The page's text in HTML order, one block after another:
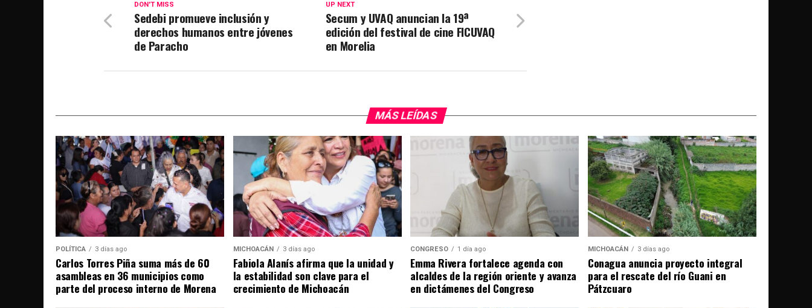
UP NEXT
Secum y UVAQ anuncian la 19ª
edición del festival de cine FICUVAQ
en Morelia
DON'T MISS
Sedebi promueve inclusión y
derechos humanos entre jóvenes
de Paracho
MÁS LEÍDAS
POLÍTICA 3 días ago
Carlos Torres Piña suma más de 60
asambleas en 36 municipios como
parte del proceso interno de Morena
MICHOACÁN 3 días ago
Fabiola Alanís afirma que la unidad y
la estabilidad son clave para el
crecimiento de Michoacán
CONGRESO 1 día ago
Emma Rivera fortalece agenda con
alcaldes de la región oriente y avanza
en dictámenes del Congreso
MICHOACÁN 3 días ago
Conagua anuncia proyecto integral
para el rescate del río Guani en
Pátzcuaro